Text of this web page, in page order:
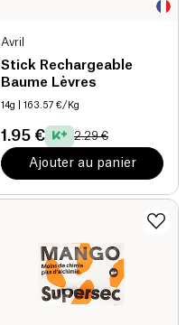
Avril
Stick Rechargeable
Baume Lèvres
14g | 163.57 €/Kg
1.95 € 2.29 €
Ajouter au panier